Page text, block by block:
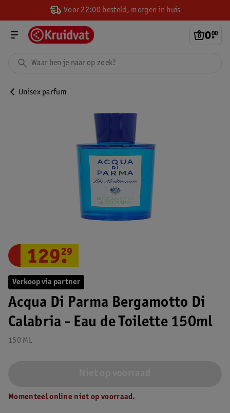
Voor 22:00 besteld, morgen in huis
0.
00
Unisex parfum
Verkoop via partner
Acqua Di Parma Bergamotto Di
Calabria - Eau de Toilette 150ml
150 ML
129.
29
Momenteel online niet op voorraad.